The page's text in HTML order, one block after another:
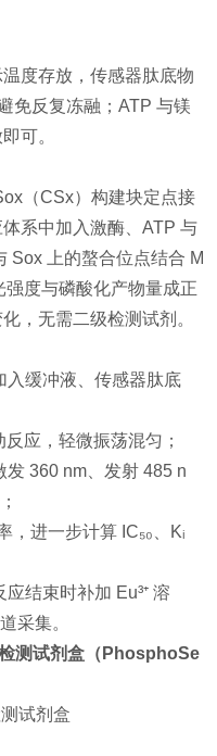
度存放，传感器肽底物
免反复冻融；ATP 与镁
可。
（CSx）构建块定点接
系中加入激酶、ATP 与
Sox 上的螯合位点结合 M
强度与磷酸化产物量成正
，无需二级检测试剂。
缓冲液、传感器肽底
应，轻微振荡混匀；
360 nm、发射 485 n
进一步计算 IC₅₀、Kᵢ
结束时补加 Eu³⁺ 溶
采集。
测试剂盒（PhosphoSe
试剂盒